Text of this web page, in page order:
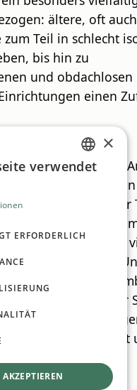
ältere, oft
zum Teil in schlecht
bis hin zu
und obdachlosen
einen
zeigen mit ihrer
Hilfe sein
bis hin zu kultureller
dass wir
und Kunden so
Und das Beste:
Auch im
dazu ein, mit einer
in der Weihnachtszeit
GERMAN
×
verwendet
ERFORDERLICH
AKZEPTIEREN